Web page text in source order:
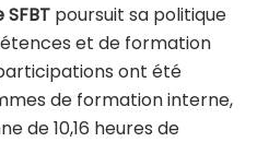
poursuit sa politique
et de formation
ont été
de formation interne,
de 10,16 heures de